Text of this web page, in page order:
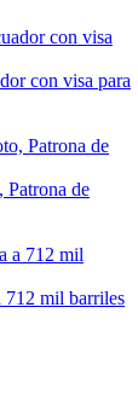
con visa para
Patrona de
712 mil barriles